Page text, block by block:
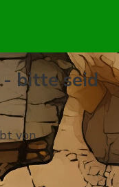
bitte seid
von